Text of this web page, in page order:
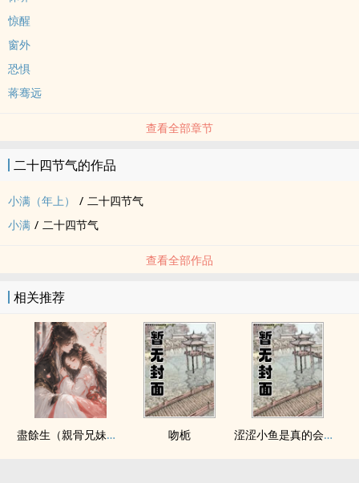
惊醒
窗外
恐惧
蒋骞远
查看全部章节
二十四节气的作品
小满（年上） / 二十四节气
小满 / 二十四节气
查看全部作品
相关推荐
盡餘生（親骨兄妹，純愛無Ｈ） 吻栀 涩涩小鱼是真的会被干透